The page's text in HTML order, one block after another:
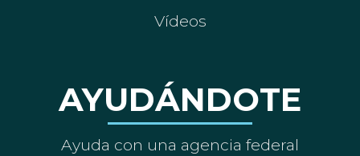
Vídeos
AYUDÁNDOTE
Ayuda con una agencia federal